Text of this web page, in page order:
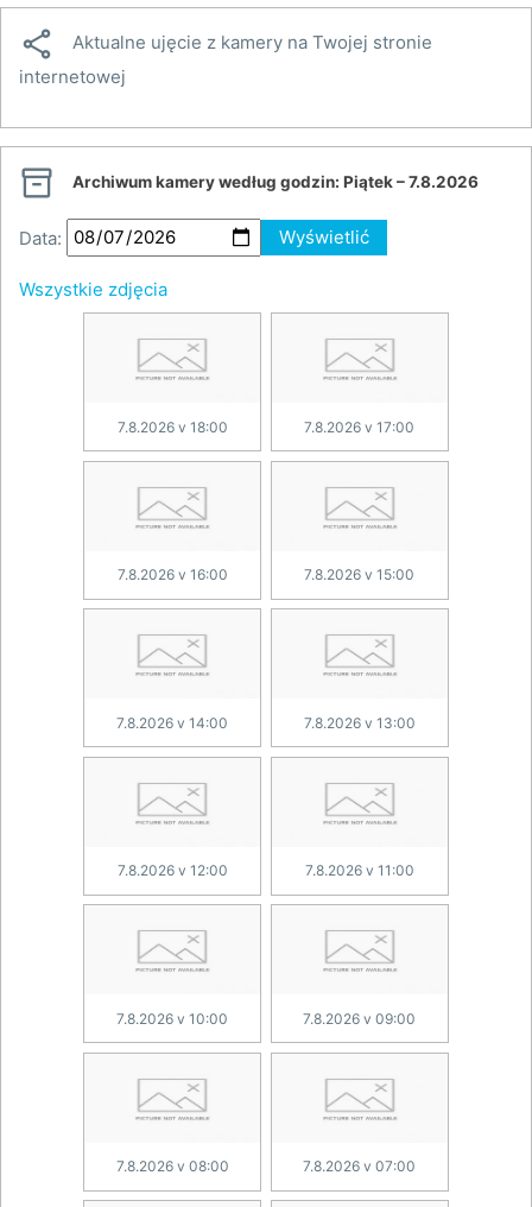

Aktualne ujęcie z kamery na Twojej stronie
internetowej
 Archiwum kamery według godzin: Piątek – 7.8.2026
Data: Wyświetlić
Wszystkie zdjęcia
7.8.2026 v 18:00 7.8.2026 v 17:00
7.8.2026 v 16:00 7.8.2026 v 15:00
7.8.2026 v 14:00 7.8.2026 v 13:00
7.8.2026 v 12:00 7.8.2026 v 11:00
7.8.2026 v 10:00 7.8.2026 v 09:00
7.8.2026 v 08:00 7.8.2026 v 07:00